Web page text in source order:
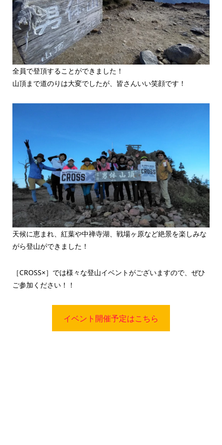
全員で登頂することができました！
山頂まで道のりは大変でしたが、皆さんいい笑顔です！
天候に恵まれ、紅葉や中禅寺湖、戦場ヶ原など絶景を楽しみな
がら登山ができました！
［CROSS×］では様々な登山イベントがございますので、ぜひ
ご参加ください！！
イベント開催予定はこちら